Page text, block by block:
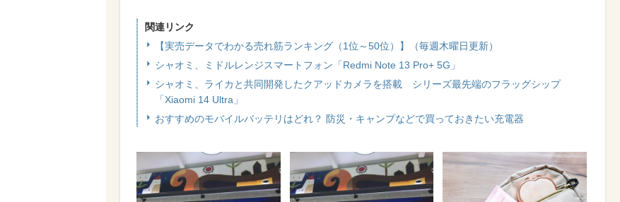
関連リンク
【実売データでわかる売れ筋ランキング（1位～50位）】（毎週木曜日更新）
シャオミ、ミドルレンジスマートフォン「Redmi Note 13 Pro+ 5G」
シャオミ、ライカと共同開発したクアッドカメラを搭載 シリーズ最先端のフラッグシップ
「Xiaomi 14 Ultra」
おすすめのモバイルバッテリはどれ？ 防災・キャンプなどで買っておきたい充電器